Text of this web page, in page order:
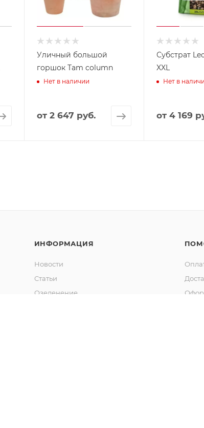
Уличный большой
горшок Tam column
Нет в наличии
от 2 647 руб.
Субстрат
XXL
Нет в
от4 169
ИНФОРМАЦИЯ
Новости
Статьи
Озеленение